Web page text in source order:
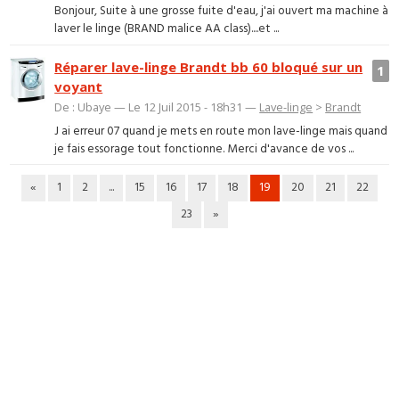
Bonjour, Suite à une grosse fuite d'eau, j'ai ouvert ma machine à
laver le linge (BRAND malice AA class)....et ...
1
Réparer lave-linge Brandt bb 60 bloqué sur un
voyant
De : Ubaye — Le 12 Juil 2015 - 18h31 — Lave-linge > Brandt
J ai erreur 07 quand je mets en route mon lave-linge mais quand
je fais essorage tout fonctionne. Merci d'avance de vos ...
« 1 2 ... 15 16 17 18 19 20 21
22
23
»